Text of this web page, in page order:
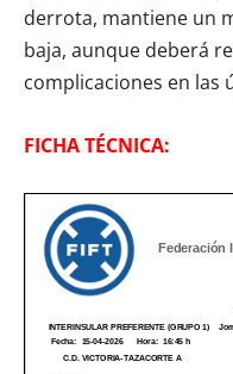
derrota, mantiene un
baja, aunque deberá
complicaciones en las
FICHA TÉCNICA: